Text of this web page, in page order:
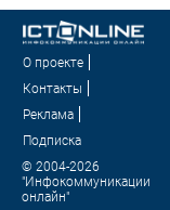
О проекте
Контакты
Реклама
Подписка
© 2004-2026
"Инфокоммуникации
онлайн"